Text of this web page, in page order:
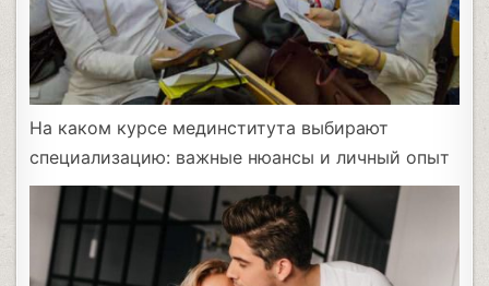
На каком курсе мединститута выбирают
специализацию: важные нюансы и личный опыт